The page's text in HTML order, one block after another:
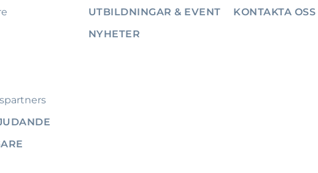
UTBILDNINGAR & EVENT
NYHETER
KONTAKTA OSS